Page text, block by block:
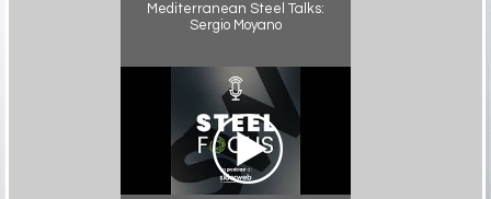
Mediterranean Steel Talks:
Sergio Moyano